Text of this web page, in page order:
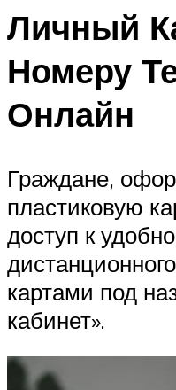
Личный
Номеру
Онлайн
Граждане,
пластиковую
доступ к
картами под
кабинет».